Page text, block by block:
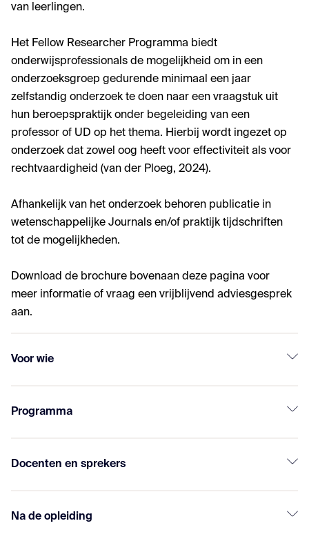
van leerlingen.
Het Fellow Researcher Programma biedt
onderwijsprofessionals de mogelijkheid om in een
onderzoeksgroep gedurende minimaal een jaar
zelfstandig onderzoek te doen naar een vraagstuk uit
hun beroepspraktijk onder begeleiding van een
professor of UD op het thema. Hierbij wordt ingezet op
onderzoek dat zowel oog heeft voor effectiviteit als voor
rechtvaardigheid (van der Ploeg, 2024).
Afhankelijk van het onderzoek behoren publicatie in
wetenschappelijke Journals en/of praktijk tijdschriften
tot de mogelijkheden.
Download de brochure bovenaan deze pagina voor
meer informatie of vraag een vrijblijvend adviesgesprek
aan.
Voor wie
Programma
Docenten en sprekers
Na de opleiding